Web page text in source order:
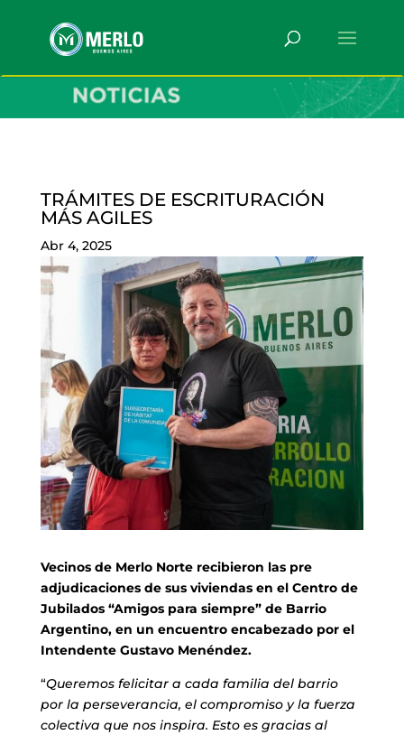
TRÁMITES DE ESCRITURACIÓN
MÁS AGILES
Abr 4, 2025
Vecinos de Merlo Norte recibieron las pre
adjudicaciones de sus viviendas en el Centro de
Jubilados “Amigos para siempre” de Barrio
Argentino, en un encuentro encabezado por el
Intendente Gustavo Menéndez.
“Queremos felicitar a cada familia del barrio
por la perseverancia, el compromiso y la fuerza
colectiva que nos inspira. Esto es gracias al